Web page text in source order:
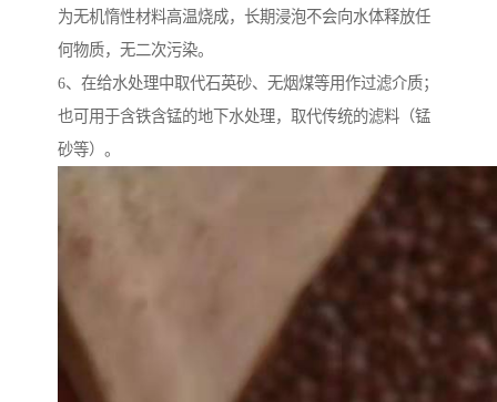
为无机惰性材料高温烧成，长期浸泡不会向水体释放任
何物质，无二次污染。
6、在给水处理中取代石英砂、无烟煤等用作过滤介质；
也可用于含铁含锰的地下水处理，取代传统的滤料（锰
砂等）。